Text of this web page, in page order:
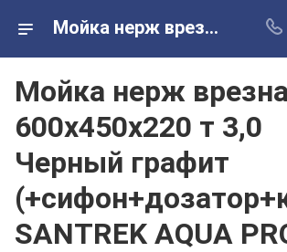
Мойка нерж врезная 600х450х220 т 3,0 Черный графит (+сифон+дозатор+коландер) SANTREK AQUA PRO в розничных магазинах Сантехторг
Мойка нерж
600х450х220 т 3,0
Черный графит
SANTREK AQUA